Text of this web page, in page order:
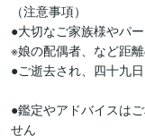
（注意事項）
●大切なご家族様やパ
※娘の配偶者、など距
●ご逝去され、四十九
●鑑定やアドバイスは
せん